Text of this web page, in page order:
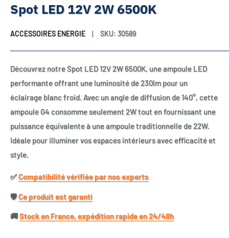
Spot LED 12V 2W 6500K
ACCESSOIRES ENERGIE SKU: 30589
Découvrez notre Spot LED 12V 2W 6500K, une ampoule LED
performante offrant une luminosité de 230lm pour un
éclairage blanc froid. Avec un angle de diffusion de 140°, cette
ampoule G4 consomme seulement 2W tout en fournissant une
puissance équivalente à une ampoule traditionnelle de 22W.
Idéale pour illuminer vos espaces intérieurs avec efficacité et
style.
✅​Compatibilité vérifiée par nos experts
🛡️​Ce produit est garanti
🚚​Stock en France, expédition rapide en 24/48h